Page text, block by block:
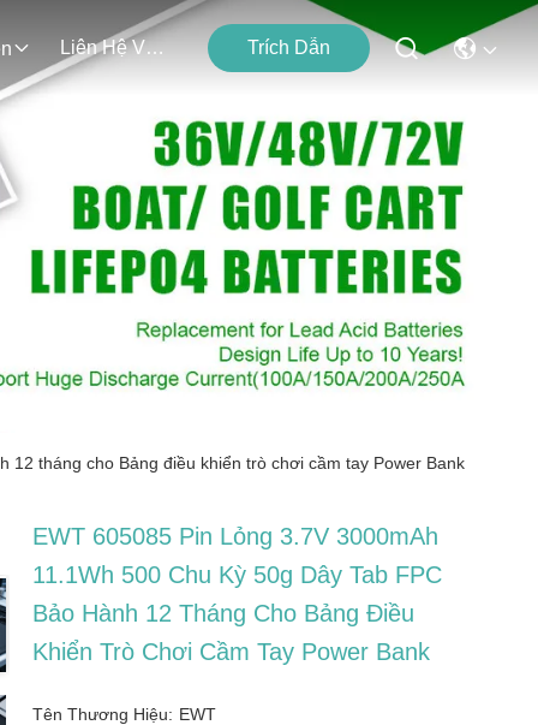
Liên Hệ Với Chúng Tôi Trích Dẫn
12 tháng cho Bảng điều khiển trò chơi cầm tay Power Bank
EWT 605085 Pin Lỏng 3.7V 3000mAh
11.1Wh 500 Chu Kỳ 50g Dây Tab FPC
Bảo Hành 12 Tháng Cho Bảng Điều
Khiển Trò Chơi Cầm Tay Power Bank
Tên Thương Hiệu: EWT